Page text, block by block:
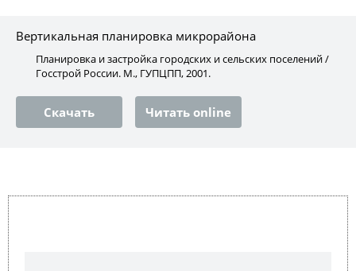
Вертикальная планировка микрорайона
Планировка и застройка городских и сельских поселений /
Госстрой России. М., ГУПЦПП, 2001.
Скачать Читать online